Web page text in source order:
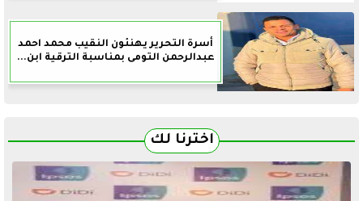
أسرة التحرير يهنئون النقيب محمد احمد
عبدالرحمن التومى بمناسبة الترقية ابن...
اخترنا لك